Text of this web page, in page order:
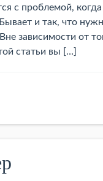
с проблемой,
и так, что
зависимости от
статьи вы […]